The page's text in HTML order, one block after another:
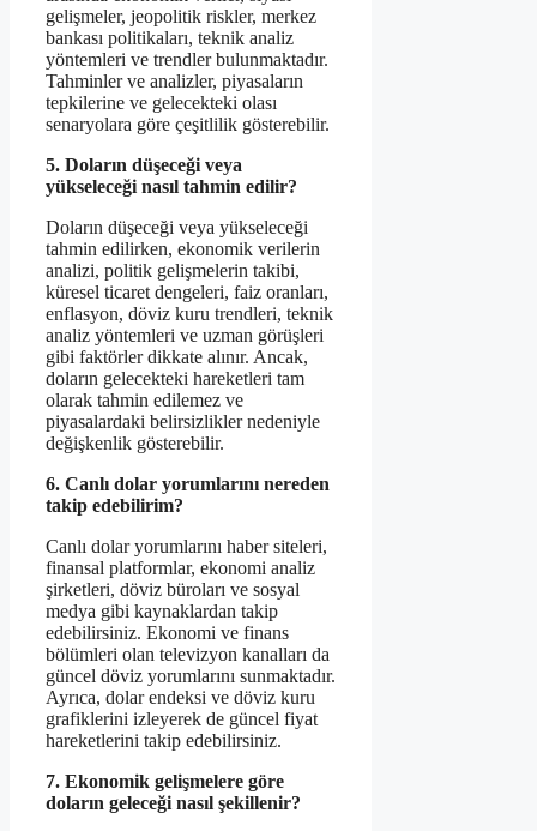
gelişmeler, jeopolitik riskler, merkez
bankası politikaları, teknik analiz
yöntemleri ve trendler bulunmaktadır.
Tahminler ve analizler, piyasaların
tepkilerine ve gelecekteki olası
senaryolara göre çeşitlilik gösterebilir.
5. Doların düşeceği veya
yükseleceği nasıl tahmin edilir?
Doların düşeceği veya yükseleceği
tahmin edilirken, ekonomik verilerin
analizi, politik gelişmelerin takibi,
küresel ticaret dengeleri, faiz oranları,
enflasyon, döviz kuru trendleri, teknik
analiz yöntemleri ve uzman görüşleri
gibi faktörler dikkate alınır. Ancak,
doların gelecekteki hareketleri tam
olarak tahmin edilemez ve
piyasalardaki belirsizlikler nedeniyle
değişkenlik gösterebilir.
6. Canlı dolar yorumlarını nereden
takip edebilirim?
Canlı dolar yorumlarını haber siteleri,
finansal platformlar, ekonomi analiz
şirketleri, döviz büroları ve sosyal
medya gibi kaynaklardan takip
edebilirsiniz. Ekonomi ve finans
bölümleri olan televizyon kanalları da
güncel döviz yorumlarını sunmaktadır.
Ayrıca, dolar endeksi ve döviz kuru
grafiklerini izleyerek de güncel fiyat
hareketlerini takip edebilirsiniz.
7. Ekonomik gelişmelere göre
doların geleceği nasıl şekillenir?